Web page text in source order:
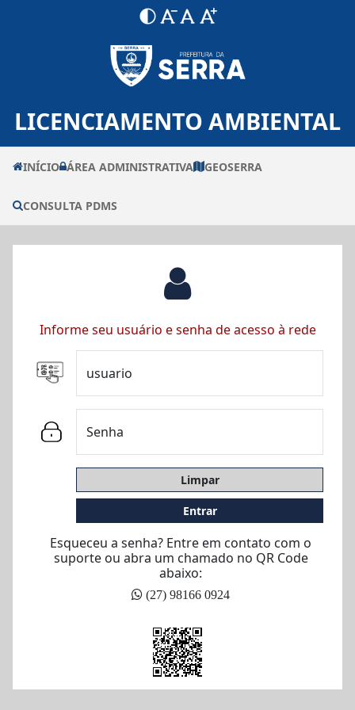
LICENCIAMENTO AMBIENTAL
INÍCIO ÁREA ADMINISTRATIVA GEOSERRA
CONSULTA PDMS
Informe seu usuário e senha de acesso à rede
usuario
Senha
Limpar
Entrar
Esqueceu a senha? Entre em contato com o
suporte ou abra um chamado no QR Code
abaixo:
(27) 98166 0924